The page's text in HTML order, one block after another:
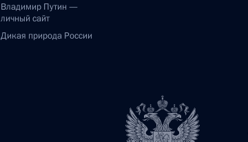
Владимир Путин —
личный сайт
Дикая природа России